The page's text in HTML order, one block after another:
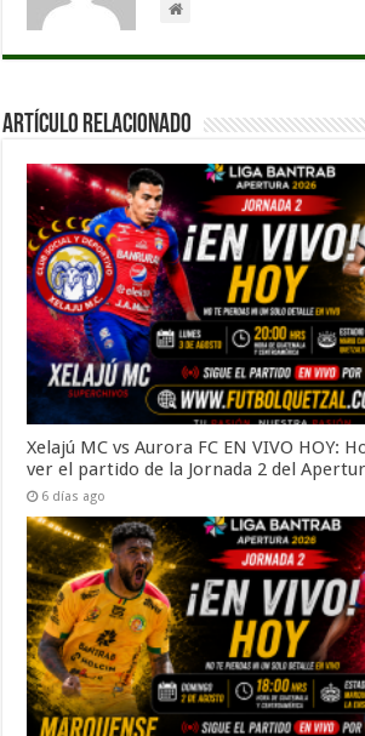
Artículo Relacionado
Xelajú MC vs Aurora FC EN VIVO HOY:
ver el partido de la Jornada 2 del
6 días ago